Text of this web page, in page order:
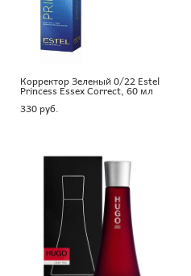
Корректор Зеленый 0/22 Estel
Princess Essex Correct, 60 мл
330 pуб.